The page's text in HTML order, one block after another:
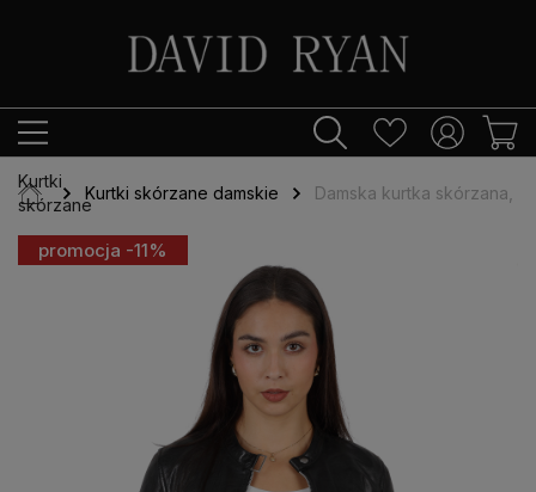
Kurtki
skórzane
Kurtki skórzane damskie Damska kurtka skórzana,
promocja -11%